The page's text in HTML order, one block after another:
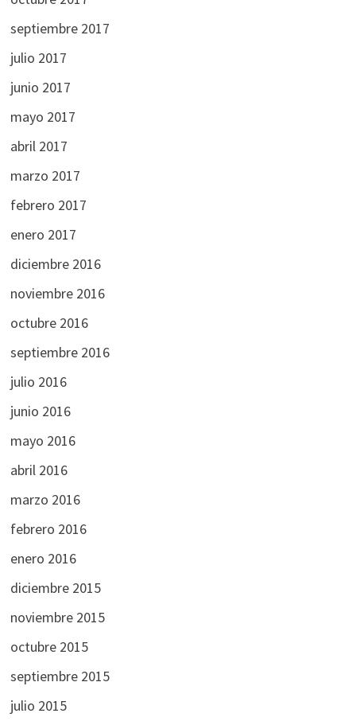
septiembre 2017
julio 2017
junio 2017
mayo 2017
abril 2017
marzo 2017
febrero 2017
enero 2017
diciembre 2016
noviembre 2016
octubre 2016
septiembre 2016
julio 2016
junio 2016
mayo 2016
abril 2016
marzo 2016
febrero 2016
enero 2016
diciembre 2015
noviembre 2015
octubre 2015
septiembre 2015
julio 2015